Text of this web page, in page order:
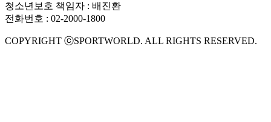
청소년보호 책임자 : 배진환
전화번호 : 02-2000-1800
COPYRIGHT ⓒSPORTWORLD. ALL RIGHTS RESERVED.